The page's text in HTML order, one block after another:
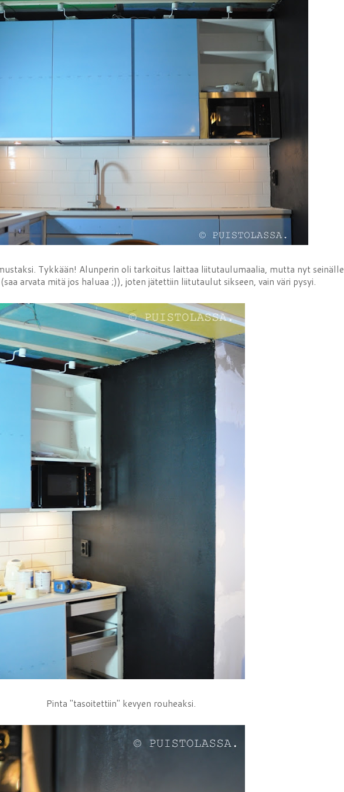
Tykkään! Alunperin oli tarkoitus laittaa liitutaulumaalia, mutta nyt seinälle
arvata mitä jos haluaa ;)), joten jätettiin liitutaulut sikseen, vain väri pysyi.
Pinta "tasoitettiin" kevyen rouheaksi.